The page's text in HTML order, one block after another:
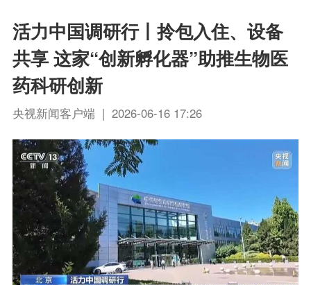
活力中国调研行丨拎包入住、设备
共享 这家“创新孵化器”助推生物医
药科研创新
央视新闻客户端 | 2026-06-16 17:26